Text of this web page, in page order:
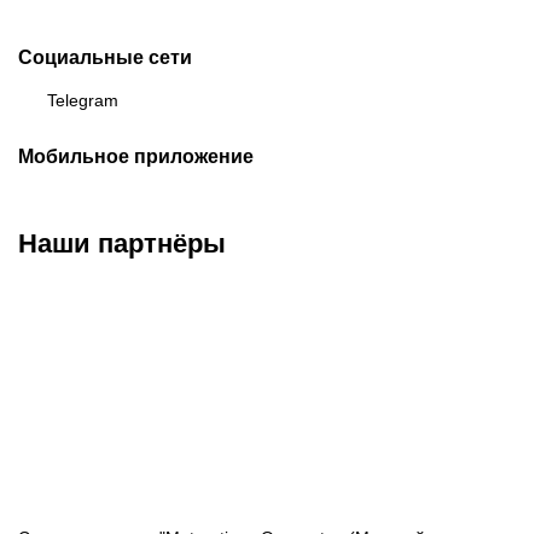
Социальные сети
Telegram
Мобильное приложение
Наши партнёры